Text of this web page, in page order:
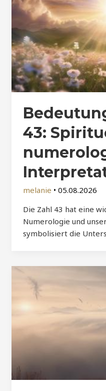
43:
melanie • 05.08.2026
Die Zahl 43 hat eine
Numerologie und
symbolisiert die